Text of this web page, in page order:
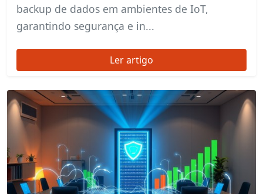
backup de dados em ambientes de IoT,
garantindo segurança e in...
Ler artigo